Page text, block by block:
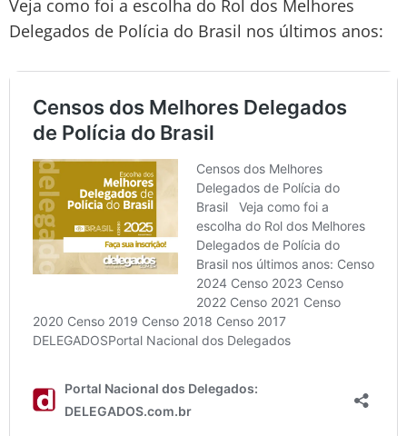
Veja como foi a escolha do Rol dos Melhores
Delegados de Polícia do Brasil nos últimos anos: